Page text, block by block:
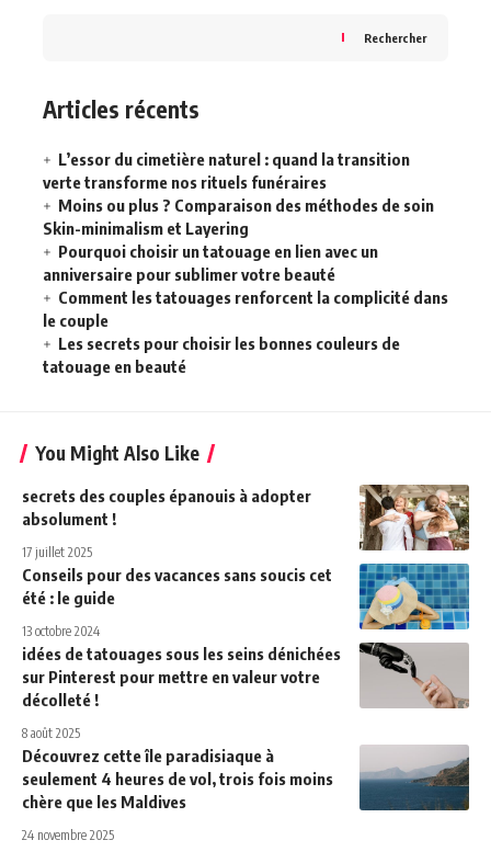
Rechercher
Articles récents
L’essor du cimetière naturel : quand la transition
verte transforme nos rituels funéraires
Moins ou plus ? Comparaison des méthodes de soin
Skin-minimalism et Layering
Pourquoi choisir un tatouage en lien avec un
anniversaire pour sublimer votre beauté
Comment les tatouages renforcent la complicité dans
le couple
Les secrets pour choisir les bonnes couleurs de
tatouage en beauté
You Might Also Like
secrets des couples épanouis à adopter
absolument !
17 juillet 2025
Conseils pour des vacances sans soucis cet
été : le guide
13 octobre 2024
idées de tatouages sous les seins dénichées
sur Pinterest pour mettre en valeur votre
décolleté !
8 août 2025
Découvrez cette île paradisiaque à
seulement 4 heures de vol, trois fois moins
chère que les Maldives
24 novembre 2025